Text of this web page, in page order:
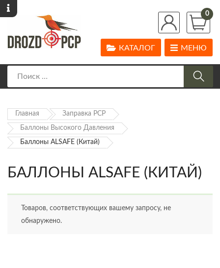
0
МЕНЮ
КАТАЛОГ
Главная Заправка PCP
Баллоны Высокого Давления
Баллоны ALSAFE (Китай)
БАЛЛОНЫ ALSAFE (КИТАЙ)
Товаров, соответствующих вашему запросу, не
обнаружено.